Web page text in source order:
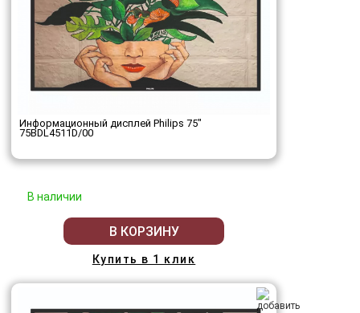
Информационный дисплей Philips 75"
75BDL4511D/00
В наличии
В КОРЗИНУ
Купить в 1 клик